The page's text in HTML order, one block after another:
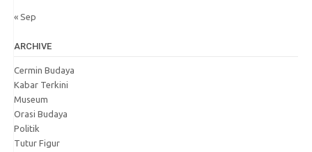
« Sep
ARCHIVE
Cermin Budaya
Kabar Terkini
Museum
Orasi Budaya
Politik
Tutur Figur